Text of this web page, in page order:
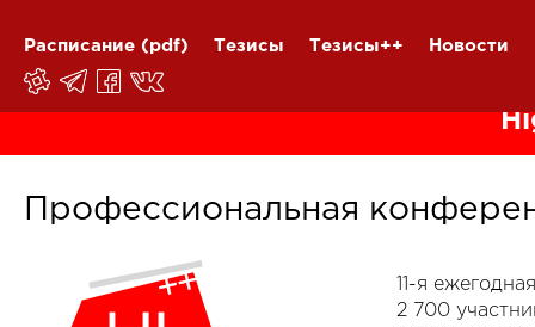
Расписание (pdf) Тезисы Тезисы++ Новости
Профессиональная
11-я
2 700